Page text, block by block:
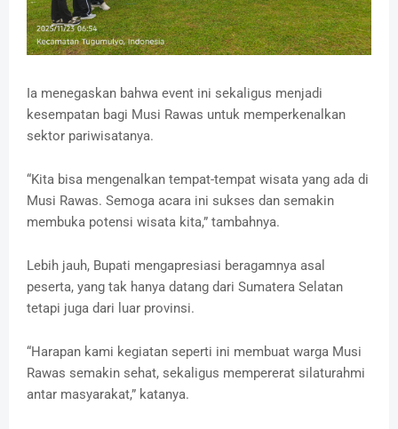
Ia menegaskan bahwa event ini sekaligus menjadi
kesempatan bagi Musi Rawas untuk memperkenalkan
sektor pariwisatanya.
‎“Kita bisa mengenalkan tempat-tempat wisata yang ada di
Musi Rawas. Semoga acara ini sukses dan semakin
membuka potensi wisata kita,” tambahnya.
‎Lebih jauh, Bupati mengapresiasi beragamnya asal
peserta, yang tak hanya datang dari Sumatera Selatan
tetapi juga dari luar provinsi.
‎“Harapan kami kegiatan seperti ini membuat warga Musi
Rawas semakin sehat, sekaligus mempererat silaturahmi
antar masyarakat,” katanya.